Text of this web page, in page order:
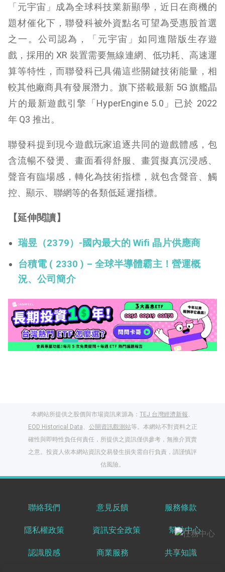
「元宇宙」成為全球科技業新顯學，近日在商機的
題材催化下，聯發科被外資點名可望為受惠股首選
之一。公司認為，「元宇宙」如同進階版生存遊
戲，採用的 XR 裝置需要無線連網、低功耗、高速運
算等特性，而聯發科已具備這些關鍵技術能量，相
較其他廠商具有發展潛力。旗下搭載最新 5G 旗艦晶
片的最新遊戲引擎「HyperEngine 5.0」已於 2022
年 Q3 推出。
聯發科提到現今遊戲玩家追逐共同的遊戲體感，包
含流暢不發燙、畫面看得舒服、畫質擬真沉浸感、
聲音有臨場感，轉化為技術指標，就包含聲音、觸
控、顯示、聯網等的各類低延遲指標。
【延伸閱讀】
瑞昱（2379）-國內最大的 Wifi 晶片供應商
台積電 ( 2330 ) – 全球半導體霸主！營運概
況、公司簡介
本網站所提供之股價與市場資訊來源為： TEJ 台灣經濟新報、
EOD Historical Data、 公開資訊觀測站等。本網站不對資料之正
確性與即時性負任何責任，所提供之資訊僅供參考，無推介買賣
之意。投資人依本網站資訊交易發生損失需自行負責，請謹慎評
估風險。
聯絡我們 意見反饋 服務條款
隱私權政策 資訊安全政策 幫助中心
認識股感 商業服務 共享知識
出國就缺這咖？股